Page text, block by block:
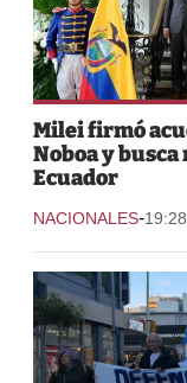
Milei firmó
Noboa y
Ecuador
NACIONALES-19:28